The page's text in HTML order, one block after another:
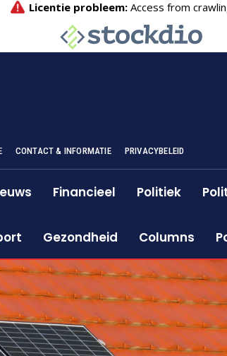
CONTACT & INFORMATIE PRIVACYBELEID
Financieel Politiek
Gezondheid Columns